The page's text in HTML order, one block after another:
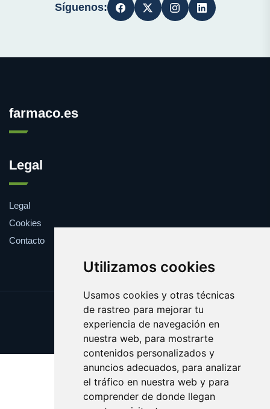
Utilizamos cookies
Usamos cookies y otras técnicas
de rastreo para mejorar tu
experiencia de navegación en
nuestra web, para mostrarte
contenidos personalizados y
anuncios adecuados, para analizar
el tráfico en nuestra web y para
comprender de donde llegan
Síguenos:
farmaco.es
Legal
Legal
Cookies
Contacto
Update cookies preferences
Copyright © 2025 farmaco.es